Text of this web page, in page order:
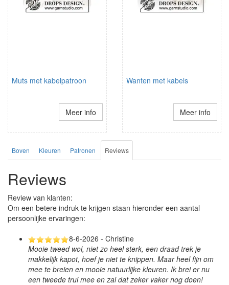
Muts met kabelpatroon
Meer info
Wanten met kabels
Meer info
Boven Kleuren Patronen Reviews
Reviews
Review van klanten:
Om een betere indruk te krijgen staan hieronder een aantal
persoonlijke ervaringen:
8-6-2026 - Christine
Mooie tweed wol, niet zo heel sterk, een draad trek je
makkelijk kapot, hoef je niet te knippen. Maar heel fijn om
mee te breien en mooie natuurlijke kleuren. Ik brei er nu
een tweede trui mee en zal dat zeker vaker nog doen!